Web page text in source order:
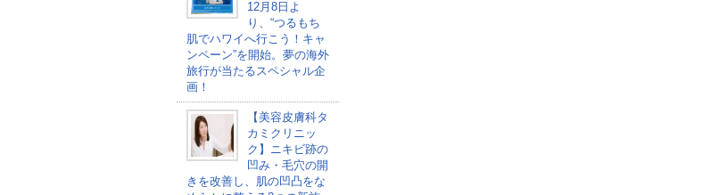
12月8日よ
り、“つるもち
肌でハワイへ行こう！キャ
ンペーン”を開始。夢の海外
旅行が当たるスペシャル企
画！
【美容皮膚科タ
カミクリニッ
ク】ニキビ跡の
凹み・毛穴の開
きを改善し、肌の凹凸をな